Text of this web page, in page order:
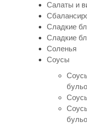
Салаты и
Сладкие
Сладкие
Соленья
Соусы